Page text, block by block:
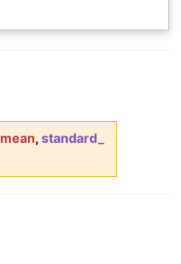
mean, standard_